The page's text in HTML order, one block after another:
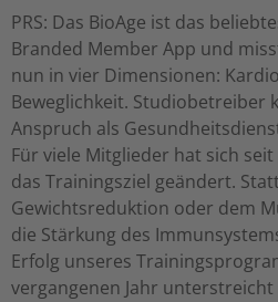
PRS: Das BioAge ist das
Branded Member App und
nun in vier Dimensionen:
Beweglichkeit. Studiobetreiber
Anspruch als
Für viele Mitglieder hat sich
das Trainingsziel geändert.
Gewichtsreduktion oder dem
die Stärkung des
Erfolg unseres
vergangenen Jahr unterstreicht